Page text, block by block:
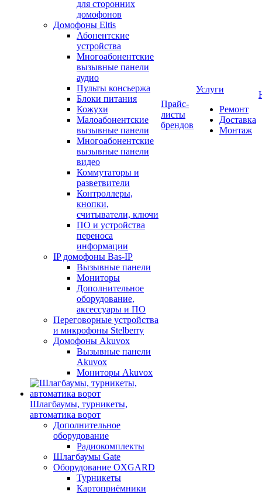
для сторонних
домофонов
Домофоны Eltis
Абонентские
устройства
Многоабонентские
вызывные панели
аудио
Пульты консьержа
Блоки питания
Кожухи
Малоабонентские
вызывные панели
Многоабонентские
вызывные панели
видео
Коммутаторы и
разветвители
Контроллеры,
кнопки,
считыватели, ключи
ПО и устройства
переноса
информации
IP домофоны Bas-IP
Вызывные панели
Мониторы
Дополнительное
оборудование,
аксессуары и ПО
Переговорные устройства
и микрофоны Stelberry
Домофоны Akuvox
Вызывные панели
Akuvox
Мониторы Akuvox
Шлагбаумы, турникеты,
автоматика ворот
Дополнительное
оборудование
Радиокомплекты
Шлагбаумы Gate
Оборудование OXGARD
Турникеты
Картоприёмники
Прайс-
листы
брендов
Услуги
Ремонт
Доставка
Монтаж